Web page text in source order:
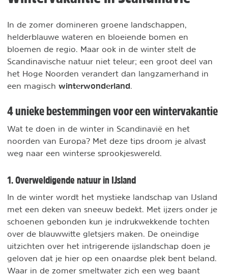
In de zomer domineren groene landschappen,
helderblauwe wateren en bloeiende bomen en
bloemen de regio. Maar ook in de winter stelt de
Scandinavische natuur niet teleur; een groot deel van
het Hoge Noorden verandert dan langzamerhand in
een magisch winterwonderland
4 unieke bestemmingen voor een wintervakantie
Wat te doen in de winter in Scandinavië en het
noorden van Europa? Met deze tips droom je alvast
weg naar een winterse sprookjeswereld.
1. Overweldigende natuur in IJsland
In de winter wordt het mystieke landschap van IJsland
met een deken van sneeuw bedekt. Met ijzers onder je
schoenen gebonden kun je indrukwekkende tochten
over de blauwwitte gletsjers maken. De oneindige
uitzichten over het intrigerende ijslandschap doen je
geloven dat je hier op een onaardse plek bent beland.
Waar in de zomer smeltwater zich een weg baant